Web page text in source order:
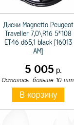
Диски Magnetto Peugeot
Traveller 7,0\R16 5*108
ET46 d65,1 black [16013
AM]
5 005р.
Осталось: больше 10 шт.
В корзину